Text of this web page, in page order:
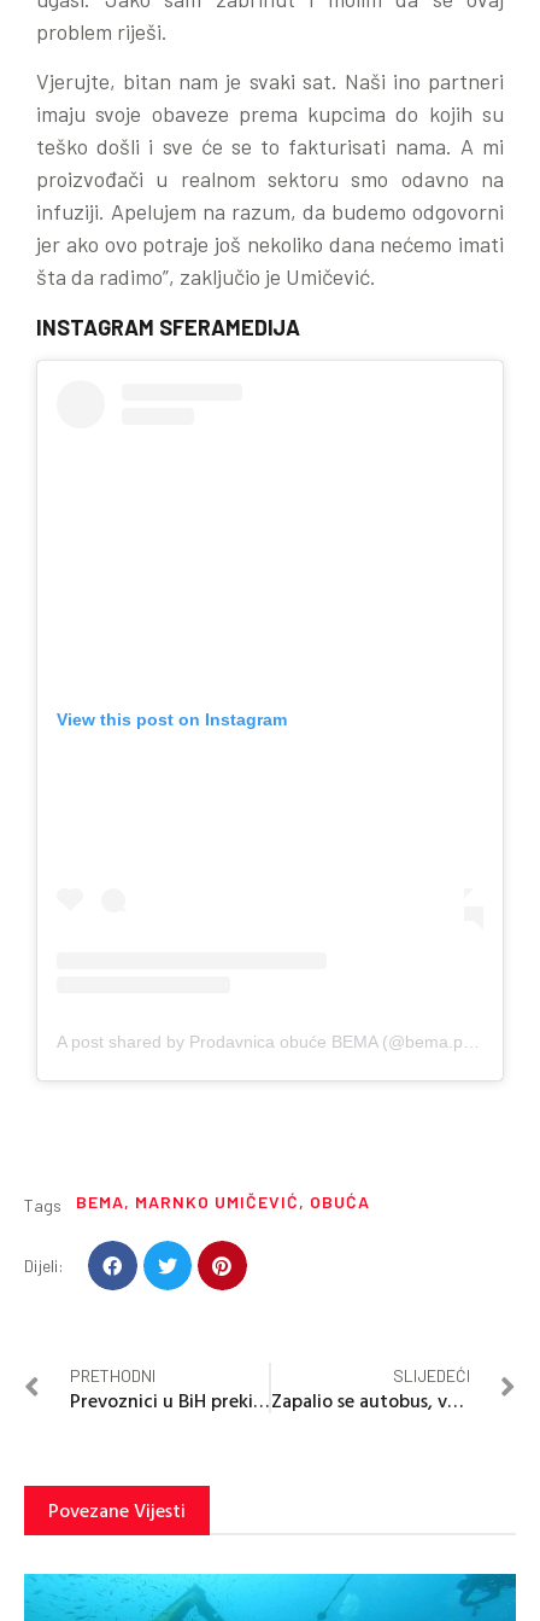
problem riješi.
Vjerujte, bitan nam je svaki sat. Naši ino partneri
imaju svoje obaveze prema kupcima do kojih su
teško došli i sve će se to fakturisati nama. A mi
proizvođači u realnom sektoru smo odavno na
infuziji. Apelujem na razum, da budemo odgovorni
jer ako ovo potraje još nekoliko dana nećemo imati
šta da radimo”, zaključio je Umičević.
INSTAGRAM SFERAMEDIJA
View this post on Instagram
Tags BEMA, MARNKO UMIČEVIĆ, OBUĆA
Dijeli:
PRETHODNI
Prevoznici u BiH prekidaju blokade
SLIJEDEĆI
Zapalio se autobus, vozač pronađen mrtav
Povezane Vijesti